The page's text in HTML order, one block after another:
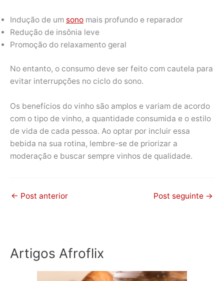
Indução de um sono mais profundo e reparador
Redução de insônia leve
Promoção do relaxamento geral
No entanto, o consumo deve ser feito com cautela para
evitar interrupções no ciclo do sono.
Os benefícios do vinho são amplos e variam de acordo
com o tipo de vinho, a quantidade consumida e o estilo
de vida de cada pessoa. Ao optar por incluir essa
bebida na sua rotina, lembre-se de priorizar a
moderação e buscar sempre vinhos de qualidade.
← Post anterior Post seguinte →
Artigos Afroflix